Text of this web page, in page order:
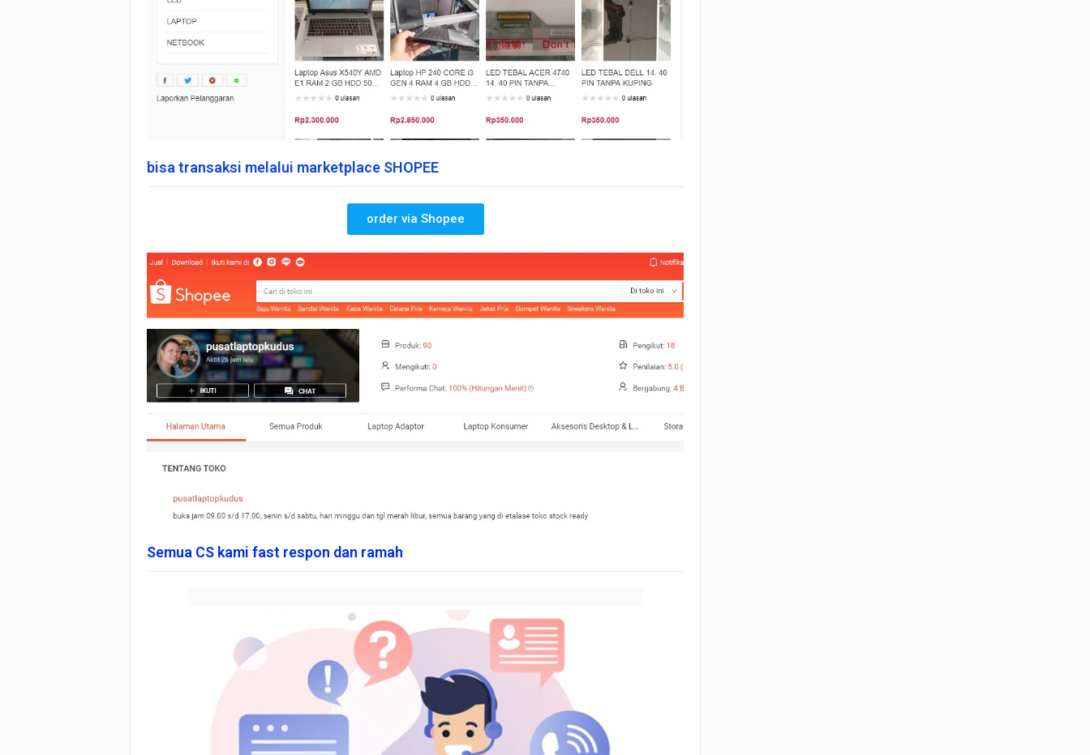
bisa transaksi melalui marketplace SHOPEE
order via Shopee
Semua CS kami fast respon dan ramah